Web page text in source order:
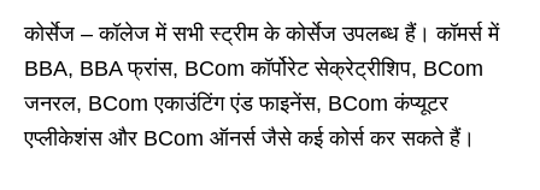
कोर्सेज – कॉलेज में सभी स्ट्रीम के कोर्सेज उपलब्ध हैं। कॉमर्स में
BBA, BBA फ्रांस, BCom कॉर्पोरेट सेक्रेट्रीशिप, BCom
जनरल, BCom एकाउंटिंग एंड फाइनेंस, BCom कंप्यूटर
एप्लीकेशंस और BCom ऑनर्स जैसे कई कोर्स कर सकते हैं।